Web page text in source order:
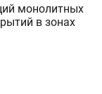
монолитных
в зонах